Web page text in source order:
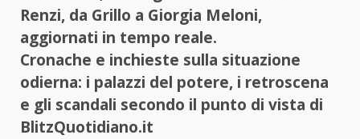
Renzi, da Grillo a Giorgia Meloni,
aggiornati in tempo reale.
Cronache e inchieste sulla situazione
odierna: i palazzi del potere, i retroscena
e gli scandali secondo il punto di vista di
BlitzQuotidiano.it